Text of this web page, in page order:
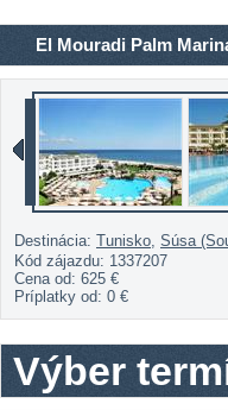
El Mouradi Palm
Destinácia: Tunisko, Súsa
Kód zájazdu: 1337207
Cena od: 625 €
Príplatky od: 0 €
Výber